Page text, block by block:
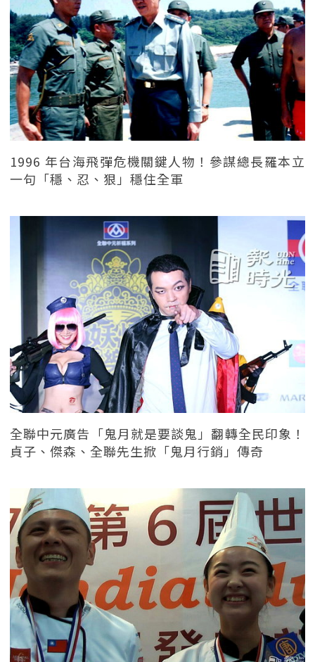
1996 年台海飛彈危機關鍵人物！參謀總長羅本立
一句「穩、忍、狠」穩住全軍
全聯中元廣告「鬼月就是要談鬼」翻轉全民印象！
貞子、傑森、全聯先生掀「鬼月行銷」傳奇